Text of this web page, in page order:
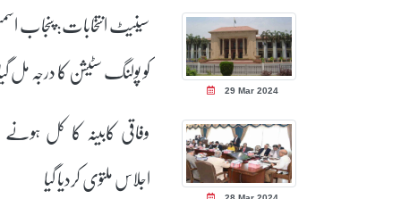
29 Mar 2024
سینیٹ انتخابات: پنجاب
کو پولنگ سٹیشن کا درجہ مل گیا
وفاقی کابینہ کا کل ہونے
اجلاس ملتوی کردیا گیا